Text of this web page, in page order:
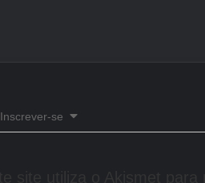
Inscrever-se